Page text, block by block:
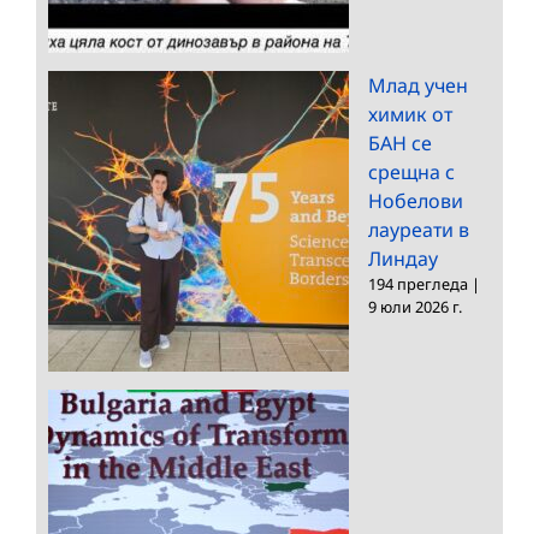
Млад учен
химик от
БАН се
срещна с
Нобелови
лауреати в
Линдау
194 прегледа |
9 юли 2026 г.